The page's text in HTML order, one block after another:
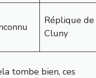
Réplique de
Cluny
tombe bien, ces